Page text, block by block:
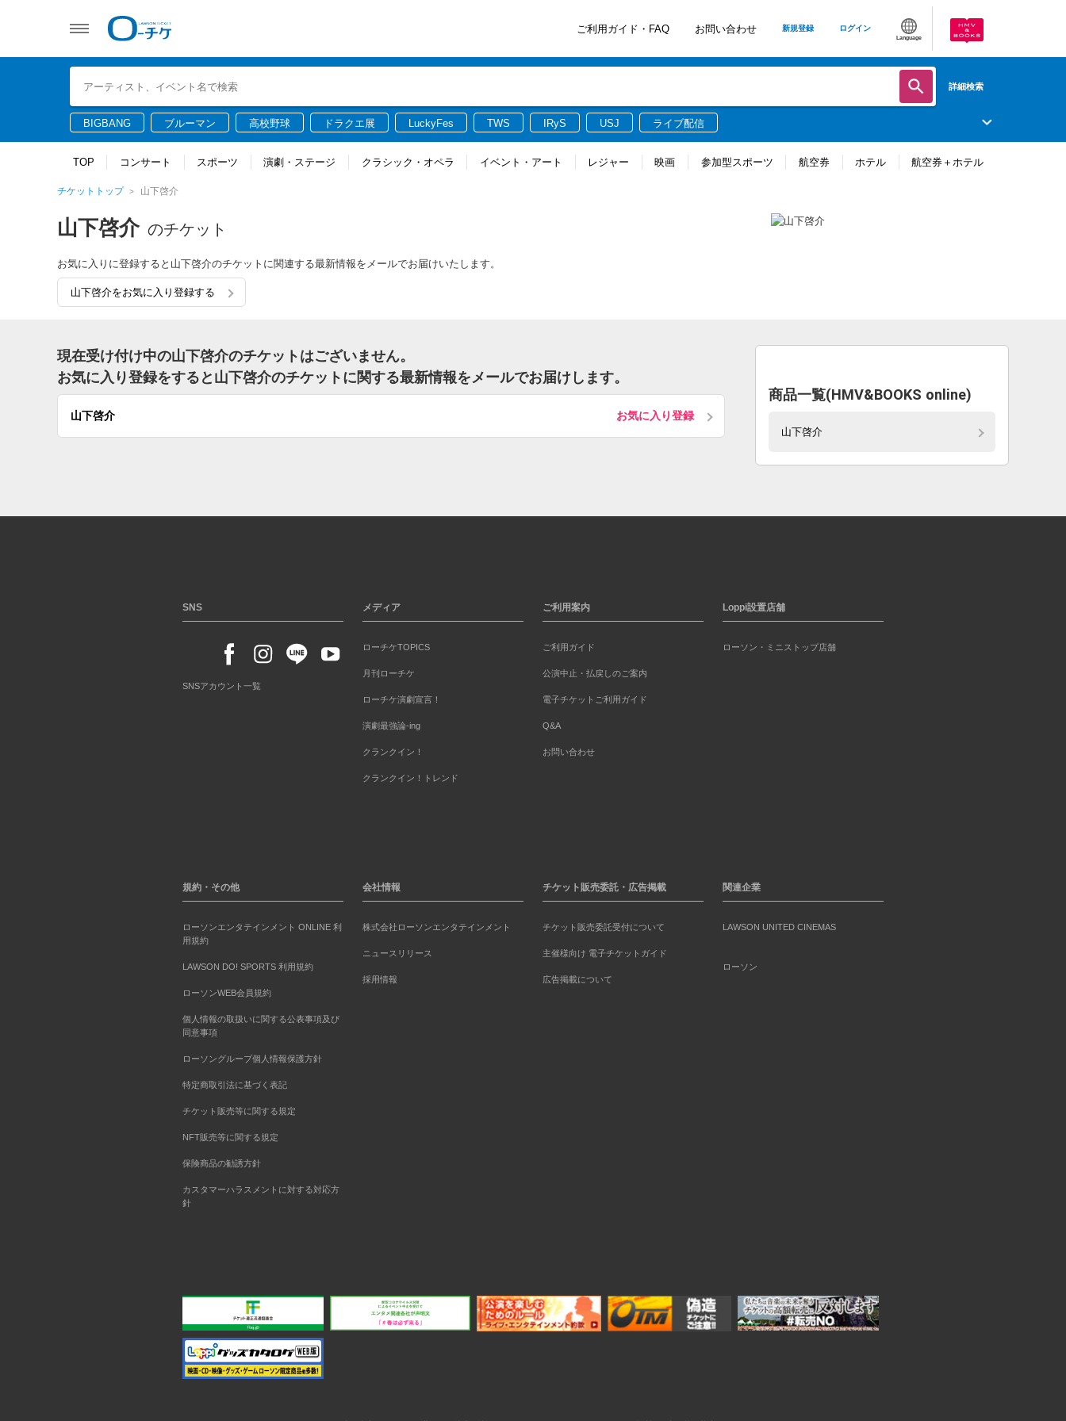
ご利用ガイド・FAQ お問い合わせ 新規登録 ログイン
Language
詳細検索
BIGBANG ブルーマン 高校野球 ドラクエ展 LuckyFes TWS IRyS USJ ライブ配信
TOP コンサート スポーツ 演劇・ステージ クラシック・オペラ イベント・アート レジャー 映画 参加型スポーツ 航空券 ホテル 航空券＋ホテル
チケットトップ 山下啓介
山下啓介 のチケット
お気に入りに登録すると山下啓介のチケットに関連する最新情報をメールでお届けいたします。
山下啓介をお気に入り登録する
現在受け付け中の山下啓介のチケットはございません。
お気に入り登録をすると山下啓介のチケットに関する最新情報をメールでお届けします。
山下啓介 お気に入り登録
商品一覧(HMV&BOOKS online)
山下啓介
SNS
SNSアカウント一覧
メディア
ローチケTOPICS
月刊ローチケ
ローチケ演劇宣言！
演劇最強論-ing
クランクイン！
クランクイン！トレンド
ご利用案内
ご利用ガイド
公演中止・払戻しのご案内
電子チケットご利用ガイド
Q&A
お問い合わせ
Loppi設置店舗
ローソン・ミニストップ店舗
規約・その他
ローソンエンタテインメント ONLINE 利
用規約
LAWSON DO! SPORTS 利用規約
ローソンWEB会員規約
個人情報の取扱いに関する公表事項及び
同意事項
ローソングループ個人情報保護方針
特定商取引法に基づく表記
チケット販売等に関する規定
NFT販売等に関する規定
保険商品の勧誘方針
カスタマーハラスメントに対する対応方
針
会社情報
株式会社ローソンエンタテインメント
ニュースリリース
採用情報
チケット販売委託・広告掲載
チケット販売委託受付について
主催様向け 電子チケットガイド
広告掲載について
関連企業
LAWSON UNITED CINEMAS
ローソン